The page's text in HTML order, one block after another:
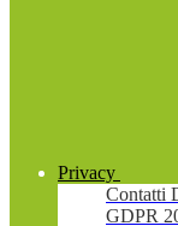
Privacy
Contatti
GDPR